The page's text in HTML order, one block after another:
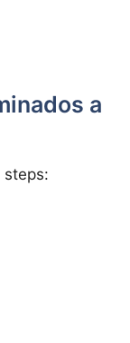
a
steps: